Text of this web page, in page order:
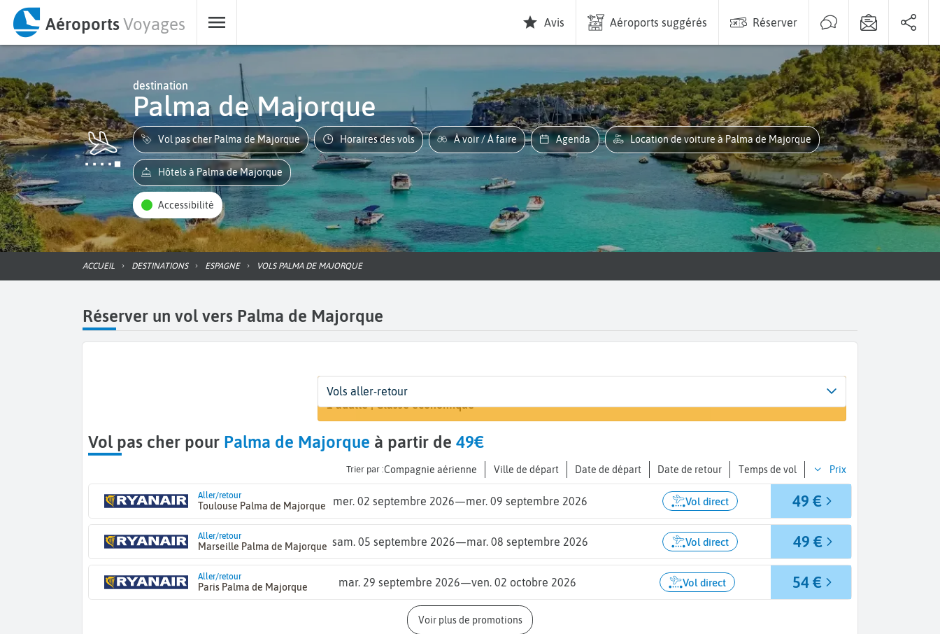
AéroportsVoyages Avis Aéroports suggérés Réserver
destination
Palma de Majorque
Vol pas cher Palma de Majorque Horaires des vols À voir / À faire Agenda Location de voiture à Palma de Majorque
Hôtels à Palma de Majorque
Accessibilité
ACCUEIL DESTINATIONS ESPAGNE VOLS PALMA DE MAJORQUE
Réserver un vol vers Palma de Majorque
Départ
De... Palma de Majorque (PMI)
Dates
Dates de votre voyage
Voyageurs | Classe
1 adulte | Classe économique
Vols aller-retour
Vol pas cher pour Palma de Majorque à partir de 49€
Trier par : Compagnie aérienne Ville de départ Date de départ Date de retour Temps de vol Prix
Aller/retour
Toulouse Palma de Majorque mer. 02 septembre 2026—mer. 09 septembre 2026 Vol direct 49 €
Aller/retour
Marseille Palma de Majorque sam. 05 septembre 2026—mar. 08 septembre 2026 Vol direct 49 €
Aller/retour
Paris Palma de Majorque mar. 29 septembre 2026—ven. 02 octobre 2026 Vol direct 54 €
Voir plus de promotions